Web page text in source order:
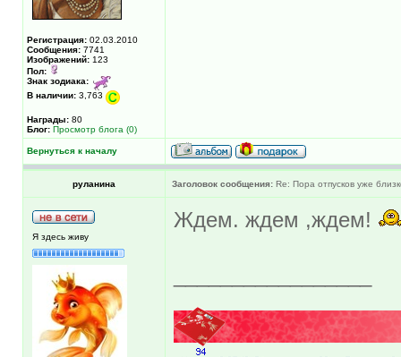
Регистрация: 02.03.2010
Сообщения: 7741
Изображений: 123
Пол:
Знак зодиака:
В наличии: 3,763
Награды: 80
Блог: Просмотр блога (0)
Вернуться к началу
руланина Заголовок сообщения: Re: Пора отпусков уже
Я здесь живу
Ждем. ждем ,ждем!